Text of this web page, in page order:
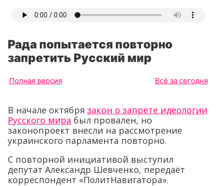
Рада попытается повторно
запретить Русский мир
Полная версия Всё за сегодня
В начале октября закон о запрете идеологии
Русского мира был провален, но
законопроект внесли на рассмотрение
украинского парламента повторно.
С повторной инициативой выступил
депутат Александр Шевченко, передаёт
корреспондент «ПолитНавигатора».